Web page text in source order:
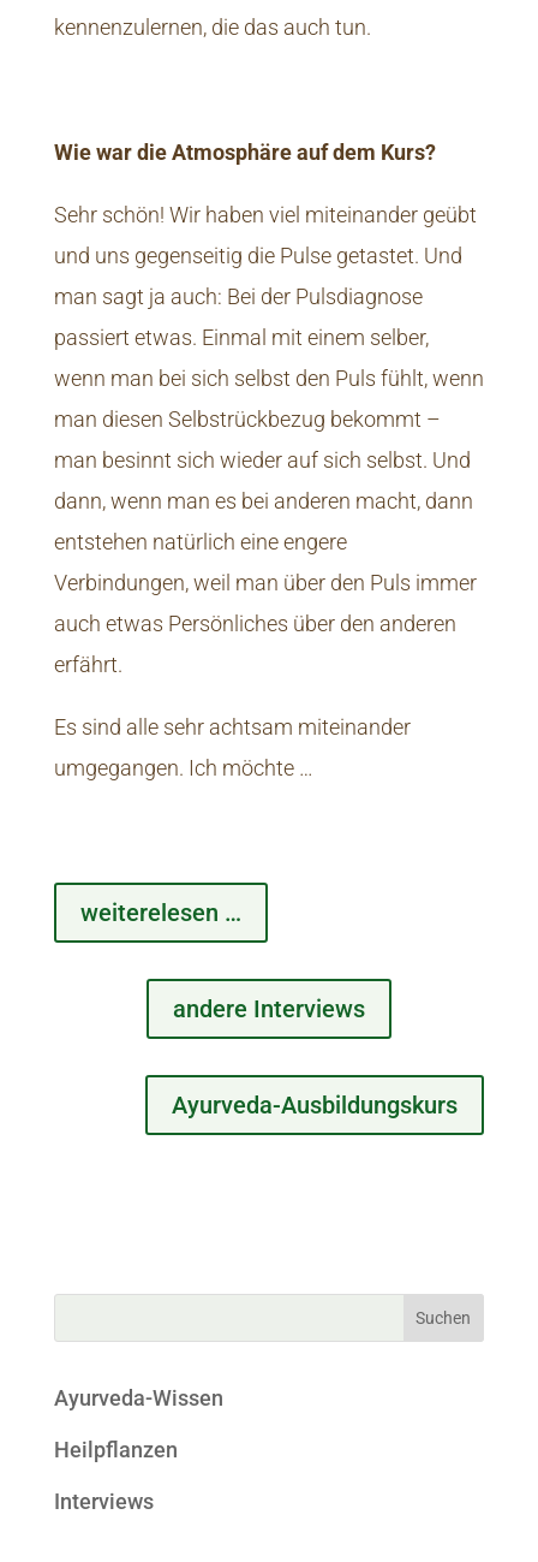
kennenzulernen, die das auch tun.
Wie war die Atmosphäre auf dem Kurs?
Sehr schön! Wir haben viel miteinander geübt
und uns gegenseitig die Pulse getastet. Und
man sagt ja auch: Bei der Pulsdiagnose
passiert etwas. Einmal mit einem selber,
wenn man bei sich selbst den Puls fühlt, wenn
man diesen Selbstrückbezug bekommt –
man besinnt sich wieder auf sich selbst. Und
dann, wenn man es bei anderen macht, dann
entstehen natürlich eine engere
Verbindungen, weil man über den Puls immer
auch etwas Persönliches über den anderen
erfährt.
Es sind alle sehr achtsam miteinander
umgegangen. Ich möchte …
weiterelesen …
andere Interviews
Ayurveda-Ausbildungskurs
Ayurveda-Wissen
Heilpflanzen
Interviews